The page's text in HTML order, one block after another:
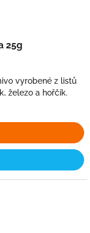
25g
vyrobené z listů
železo a hořčík.